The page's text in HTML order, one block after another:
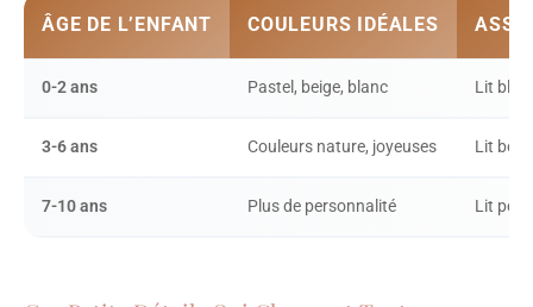
ÂGE DE L’ENFANT COULEURS IDÉALES
0-2 ans Pastel, beige, blanc Lit
3-6 ans Couleurs nature, joyeuses Lit bois
7-10 ans Plus de personnalité Lit